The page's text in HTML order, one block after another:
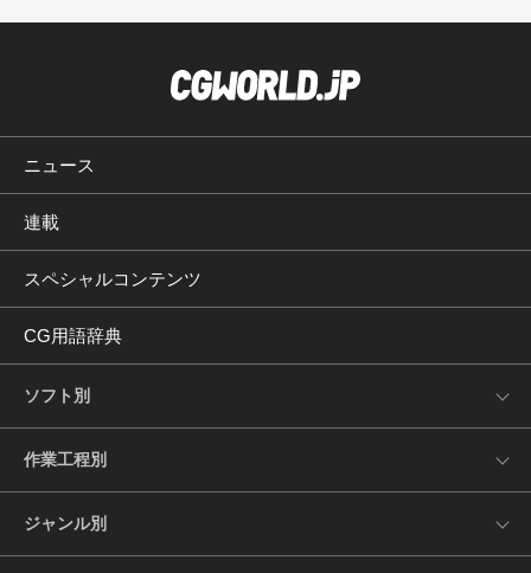
ニュース
連載
スペシャルコンテンツ
CG用語辞典
ソフト別
作業工程別
ジャンル別